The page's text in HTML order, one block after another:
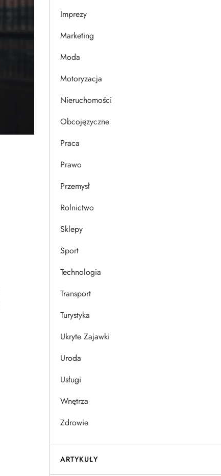
Imprezy
Marketing
Moda
Motoryzacja
Nieruchomości
Obcojęzyczne
Praca
Prawo
Przemysł
Rolnictwo
Sklepy
Sport
Technologia
Transport
Turystyka
Ukryte Zajawki
Uroda
Usługi
Wnętrza
Zdrowie
ARTYKUŁY